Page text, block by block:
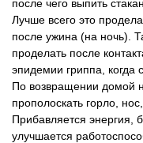
после чего выпить
Лучше всего это
после ужина (на ночь).
проделать после
эпидемии гриппа, когда
По возвращении домой
прополоскать горло,
Прибавляется энергия,
улучшается